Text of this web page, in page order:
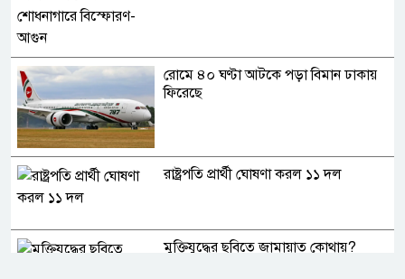
রোমে ৪০ ঘণ্টা আটকে পড়া বিমান ঢাকায়
ফিরেছে
রাষ্ট্রপতি প্রার্থী ঘোষণা করল ১১ দল
মুক্তিযুদ্ধের ছবিতে জামায়াত কোথায়?